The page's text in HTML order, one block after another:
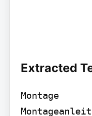
Extracted
Montage